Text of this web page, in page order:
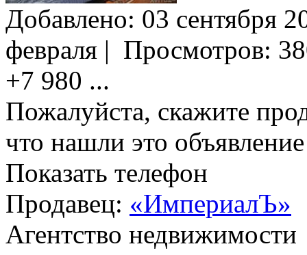
Добавлено: 03 сентября
февраля | Просмотров:
+7 980 ...
Пожалуйста, скажите
что нашли это
Показать телефон
Продавец: «ИмпериалЪ»
Агентство недвижимости